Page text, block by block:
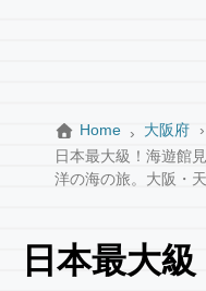
Home 大阪府
日本最大級！海遊館
洋の海の旅。大阪・
日本最大